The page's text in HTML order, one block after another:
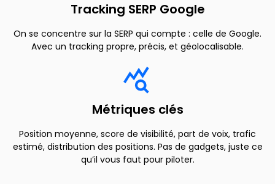
Tracking SERP Google
On se concentre sur la SERP qui compte : celle de Google.
Avec un tracking propre, précis, et géolocalisable.
Métriques clés
Position moyenne, score de visibilité, part de voix, trafic
estimé, distribution des positions. Pas de gadgets, juste ce
qu’il vous faut pour piloter.